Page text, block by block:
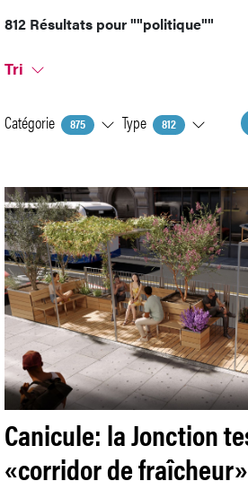
812 Résultats pour""politique""
Tri
Catégorie 875 Type 812
Canicule: la Jonction
«corridor de fraîcheur»